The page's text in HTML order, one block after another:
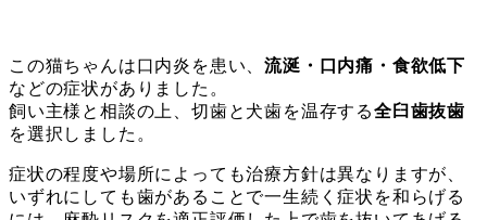
この猫ちゃんは口内炎を患い、流涎・口内痛・食欲低下
などの症状がありました。
飼い主様と相談の上、切歯と犬歯を温存する全臼歯抜歯
を選択しました。
症状の程度や場所によっても治療方針は異なりますが、
いずれにしても歯があることで一生続く症状を和らげる